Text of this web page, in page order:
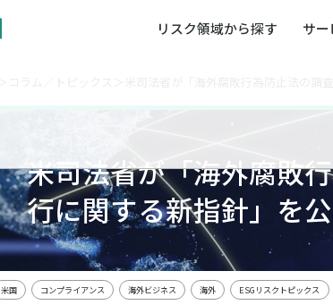
リスク領域から探す サ
サステナビリティ経営支援
人権
医療／介護／障害福祉／子ども・児童福祉等
全社
製品安全・食品安全
コン
米司法省が「海外腐敗
行に関する新指針」を
米国 コンプライアンス 海外ビジネス 海外 ESGリスクトピックス